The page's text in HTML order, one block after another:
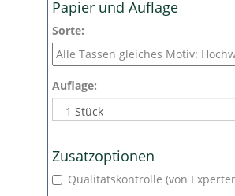
Papier und Auflage
Sorte:
Auflage:
Zusatzoptionen
Qualitätskontrolle (von